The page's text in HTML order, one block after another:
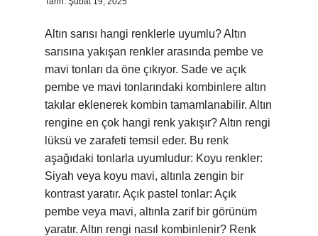
Altın sarısı hangi renklerle uyumlu? Altın
sarısına yakışan renkler arasında pembe ve
mavi tonları da öne çıkıyor. Sade ve açık
pembe ve mavi tonlarındaki kombinlere altın
takılar eklenerek kombin tamamlanabilir. Altın
rengine en çok hangi renk yakışır? Altın rengi
lüksü ve zarafeti temsil eder. Bu renk
aşağıdaki tonlarla uyumludur: Koyu renkler:
Siyah veya koyu mavi, altınla zengin bir
kontrast yaratır. Açık pastel tonlar: Açık
pembe veya mavi, altınla zarif bir görünüm
yaratır. Altın rengi nasıl kombinlenir? Renk